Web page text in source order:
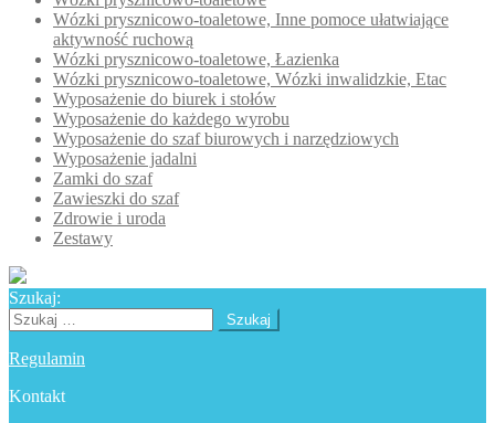
Wózki prysznicowo-toaletowe, Inne pomoce ułatwiające
aktywność ruchową
Wózki prysznicowo-toaletowe, Łazienka
Wózki prysznicowo-toaletowe, Wózki inwalidzkie, Etac
Wyposażenie do biurek i stołów
Wyposażenie do każdego wyrobu
Wyposażenie do szaf biurowych i narzędziowych
Wyposażenie jadalni
Zamki do szaf
Zawieszki do szaf
Zdrowie i uroda
Zestawy
Szukaj:
Szukaj:
Regulamin
Kontakt